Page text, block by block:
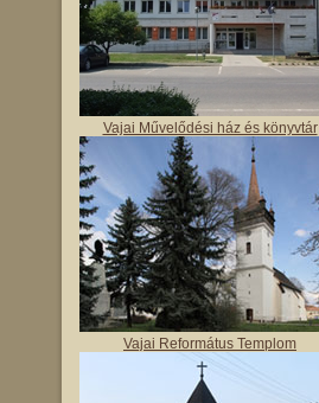
Vajai Művelődési ház és könyvtár
Vajai Református Templom